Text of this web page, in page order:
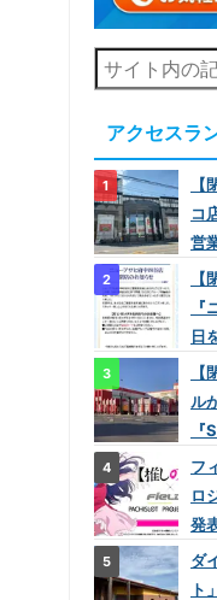
アクセスラ
コ
営
日
ル
フ
ロ
発
ダ
ト